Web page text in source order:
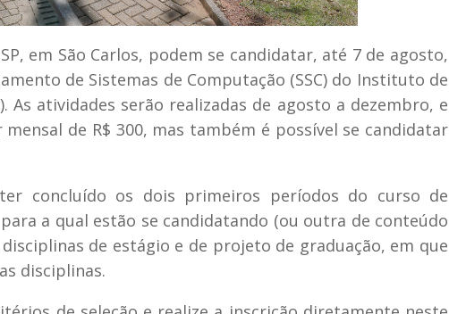
em São Carlos, podem se candidatar, até 7 de agosto,
de Sistemas de Computação (SSC) do Instituto de
As atividades serão realizadas de agosto a dezembro, e
de R$ 300, mas também é possível se candidatar
concluído os dois primeiros períodos do curso de
a qual estão se candidatando (ou outra de conteúdo
de estágio e de projeto de graduação, em que
disciplinas.